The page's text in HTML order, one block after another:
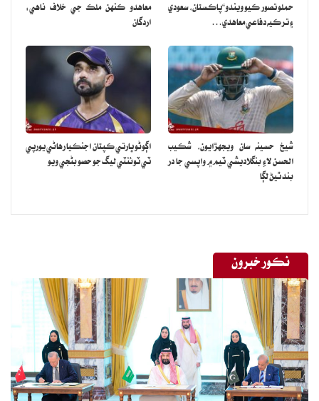
حملو تصور ڪيو ويندو“پاڪستان، سعودي
۽ ترڪيه دفاعي معاهدي…
معاهدو ڪنهن ملڪ جي خلاف ناهي:
اردگان
شيخ حسينه سان ويجهڙايون، شڪيب
الحسن لاءِ بنگلاديشي ٽيم ۾ واپسي جا در
بند ٿيڻ لڳا
اڳوڻو ڀارتي ڪپتان اجنڪيا رهاڻي يورپي
ٽي ٽوئنٽي ليگ جو حصو بڻجي ويو
نڪور خبرون